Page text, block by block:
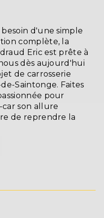
d'une simple
complète, la
Eric est prête à
dès aujourd'hui
de carrosserie
Saintonge. Faites
pour
son allure
de reprendre la